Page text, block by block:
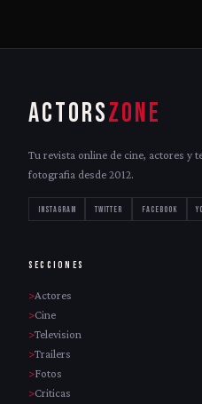
ACTORSZONE
Tu revista online de cine, actores y
fotografia desde 2012.
INSTAGRAM TWITTER FACEBOOK
SECCIONES
Actores
Cine
Television
Trailers
Fotos
Criticas